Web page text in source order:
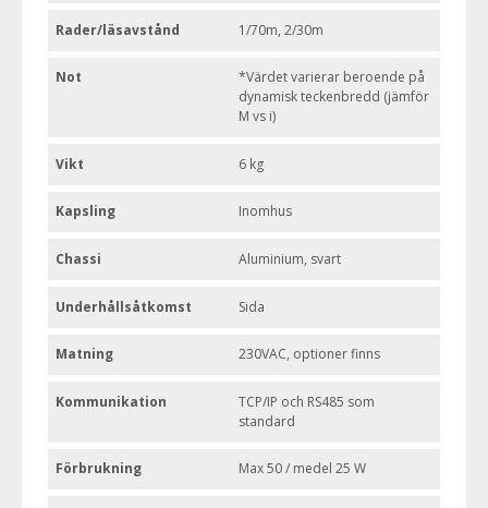
Rader/läsavstånd 1/70m, 2/30m
Not
*Värdet varierar beroende på
dynamisk teckenbredd (jämför
M vs i)
Vikt 6 kg
Kapsling Inomhus
Chassi Aluminium, svart
Underhållsåtkomst Sida
Matning 230VAC, optioner finns
Kommunikation
TCP/IP och RS485 som
standard
Förbrukning Max 50 / medel 25 W